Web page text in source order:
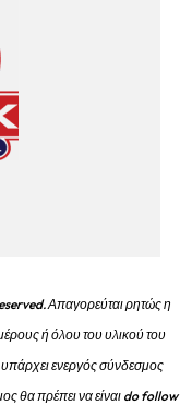
Απαγορεύται ρητώς η
ή όλου του υλικού του
ενεργός σύνδεσμος
θα πρέπει να είναι do follow